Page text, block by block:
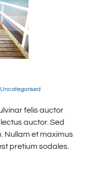
Uncategorised
felis auctor
auctor. Sed
Nullam et maximus
pretium sodales.